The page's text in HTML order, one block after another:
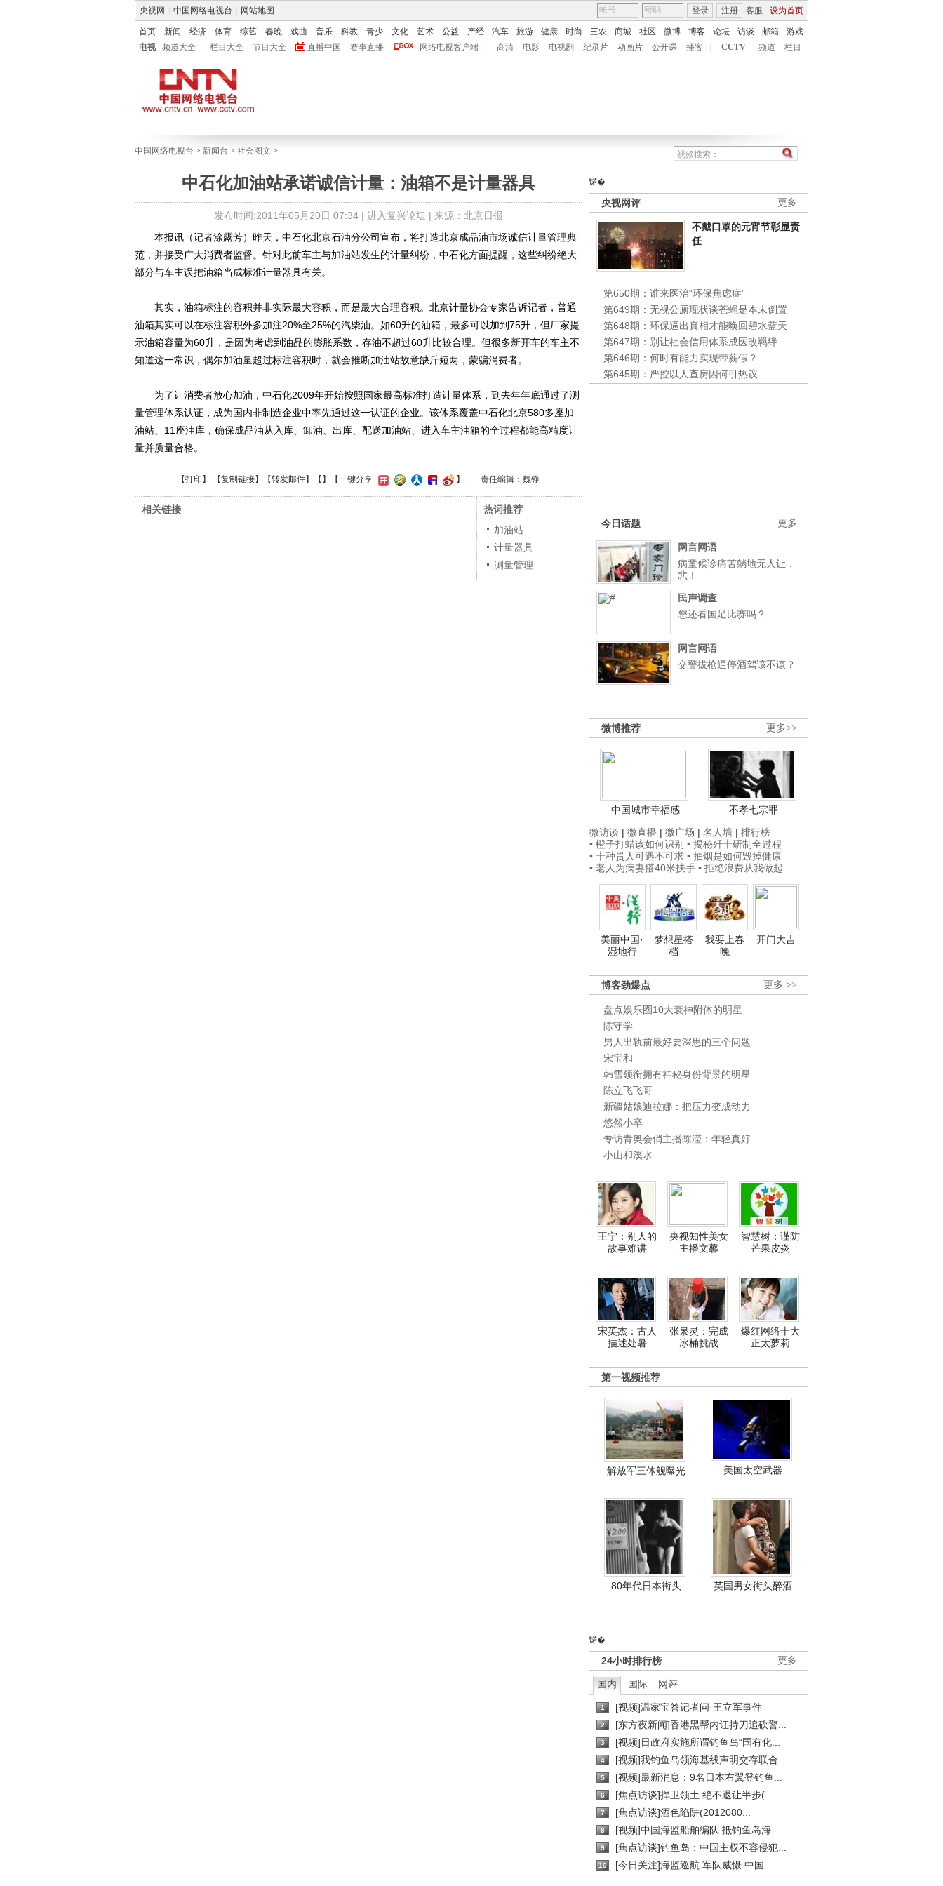
央视网 中国网络电视台 网站地图 客服 设为首页
登录 注册
首页 新闻 经济 体育 综艺 春晚 戏曲 音乐 科教 青少 文化 艺术 公益 产经 汽车 旅游 健康 时尚 三农 商城 社区 微博 博客 论坛 访谈 邮箱
游戏
电视
频道大全 栏目大全 节目大全 直播中国 赛事直播 网络电视客户端 高清 电影 电视剧 纪录片 动画片 公开课 播客 CCTV 频道 栏目
中国网络电视台 > 新闻台 > 社会图文 >
中石化加油站承诺诚信计量：油箱不是计量器具
发布时间:2011年05月20日 07:34 | 进入复兴论坛| 来源：北京日报
锘�
更多
央视网评
不戴口罩的元宵节彰显责
任
第650期：谁来医治“环保焦虑症”
第649期：无视公厕现状谈苍蝇是本末倒置
第648期：环保逼出真相才能唤回碧水蓝天
第647期：别让社会信用体系成医改羁绊
第646期：何时有能力实现带薪假？
第645期：严控以人查房因何引热议
更多
今日话题
网言网语
病童候诊痛苦躺地无人让，
悲！
民声调查
您还看国足比赛吗？
网言网语
交警拔枪逼停酒驾该不该？
更多>>
微博推荐
中国城市幸福感
不孝七宗罪
微访谈 | 微直播 | 微广场 | 名人墙 | 排行榜
• 橙子打蜡该如何识别 • 揭秘歼十研制全过程
• 十种贵人可遇不可求 • 抽烟是如何毁掉健康
• 老人为病妻搭40米扶手 • 拒绝浪费从我做起
美丽中国·
湿地行
梦想星搭
档
我要上春
晚
开门大吉
更多 >>
博客劲爆点
盘点娱乐圈10大衰神附体的明星
陈守学
男人出轨前最好要深思的三个问题
宋宝和
韩雪领衔拥有神秘身份背景的明星
陈立飞飞哥
新疆姑娘迪拉娜：把压力变成动力
悠然小卒
专访青奥会俏主播陈滢：年轻真好
小山和溪水
王宁：别人的
故事难讲
央视知性美女
主播文馨
智慧树：谨防
芒果皮炎
宋英杰：古人
描述处暑
张泉灵：完成
冰桶挑战
爆红网络十大
正太萝莉
第一视频推荐
解放军三体舰曝光 美国太空武器
80年代日本街头 英国男女街头醉酒
锘�
更多
24小时排行榜
国内 国际 网评
1 [视频]温家宝答记者问·王立军事件
2 [东方夜新闻]香港黑帮内讧持刀追砍警...
3 [视频]日政府实施所谓钓鱼岛“国有化...
4 [视频]我钓鱼岛领海基线声明交存联合...
5 [视频]最新消息：9名日本右翼登钓鱼...
6 [焦点访谈]捍卫领土 绝不退让半步(...
7 [焦点访谈]酒色陷阱(2012080...
8 [视频]中国海监船舶编队 抵钓鱼岛海...
9 [焦点访谈]钓鱼岛：中国主权不容侵犯...
10 [今日关注]海监巡航 军队威慑 中国...
本报讯（记者涂露芳）昨天，中石化北京石油分公司宣布，将打造北京成品油市场诚信计量管理典
范，并接受广大消费者监督。针对此前车主与加油站发生的计量纠纷，中石化方面提醒，这些纠纷绝大
部分与车主误把油箱当成标准计量器具有关。
其实，油箱标注的容积并非实际最大容积，而是最大合理容积。北京计量协会专家告诉记者，普通
油箱其实可以在标注容积外多加注20%至25%的汽柴油。如60升的油箱，最多可以加到75升，但厂家提
示油箱容量为60升，是因为考虑到油品的膨胀系数，存油不超过60升比较合理。但很多新开车的车主不
知道这一常识，偶尔加油量超过标注容积时，就会推断加油站故意缺斤短两，蒙骗消费者。
为了让消费者放心加油，中石化2009年开始按照国家最高标准打造计量体系，到去年年底通过了测
量管理体系认证，成为国内非制造企业中率先通过这一认证的企业。该体系覆盖中石化北京580多座加
油站、11座油库，确保成品油从入库、卸油、出库、配送加油站、进入车主油箱的全过程都能高精度计
量并质量合格。
【打印 】 【复制链接】【转发邮件】【 】 【一键分享 】 责任编辑：魏铮
相关链接
热词推荐
加油站
计量器具
测量管理